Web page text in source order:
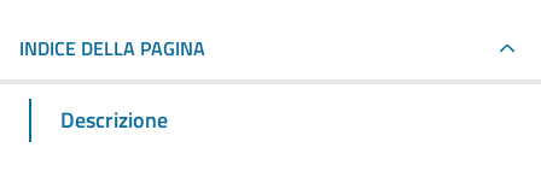
INDICE DELLA PAGINA
Descrizione